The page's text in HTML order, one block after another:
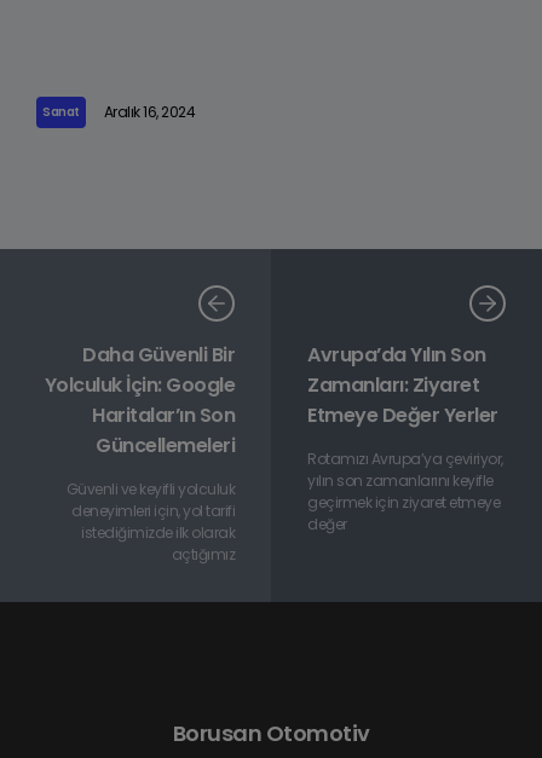
Sanat Aralık 16, 2024
Daha Güvenli Bir
Yolculuk İçin: Google
Haritalar’ın Son
Güncellemeleri
Güvenli ve keyifli yolculuk
deneyimleri için, yol tarifi
istediğimizde ilk olarak
açtığımız
Avrupa’da Yılın Son
Zamanları: Ziyaret
Etmeye Değer Yerler
Rotamızı Avrupa’ya çeviriyor,
yılın son zamanlarını keyifle
geçirmek için ziyaret etmeye
değer
Borusan Otomotiv